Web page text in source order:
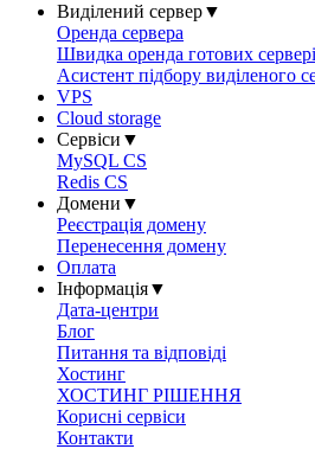
Виділений сервер▼
Оренда сервера
Швидка оренда готових
Асистент підбору виділеного
VPS
Cloud storage
Сервіси ▼
MySQL CS
Redis CS
Домени ▼
Реєстрація домену
Перенесення домену
Оплата
Інформація▼
Дата-центри
Блог
Питання та відповіді
Хостинг
ХОСТИНГ РІШЕННЯ
Корисні сервіси
Контакти